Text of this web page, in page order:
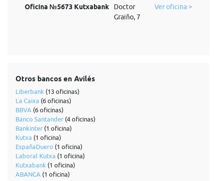
Oficina №5673 Kutxabank
Doctor
Graiño, 7
Ver oficina >
Otros bancos en Avilés
Liberbank (13 oficinas)
La Caixa (6 oficinas)
BBVA (6 oficinas)
Banco Santander (4 oficinas)
Bankinter (1 oficina)
Kutxa (1 oficina)
EspañaDuero (1 oficina)
Laboral Kutxa (1 oficina)
Kutxabank (1 oficina)
ABANCA (1 oficina)